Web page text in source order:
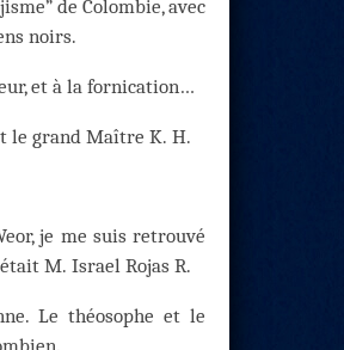
de Colombie, avec
noirs.
et à la fornication…
le grand Maître K. H.
je me suis retrouvé
M. Israel Rojas R.
Le théosophe et le